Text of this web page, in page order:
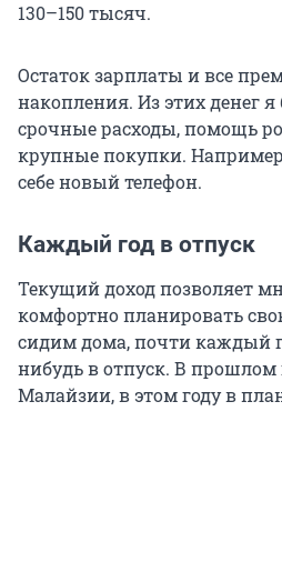
130–150 тысяч.
Остаток зарплаты и все
накопления. Из этих денег я
срочные расходы, помощь
крупные покупки.
себе новый телефон.
Каждый год в отпуск
Текущий доход позволяет
комфортно планировать
сидим дома, почти каждый
нибудь в отпуск. В прошлом
Малайзии, в этом году в